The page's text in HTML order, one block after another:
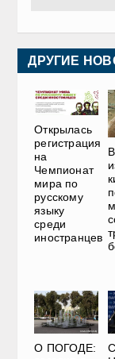
ДРУГИЕ
Открылась
регистрация
на
Чемпионат
мира по
русскому
языку
среди
иностранцев
О ПОГОДЕ: